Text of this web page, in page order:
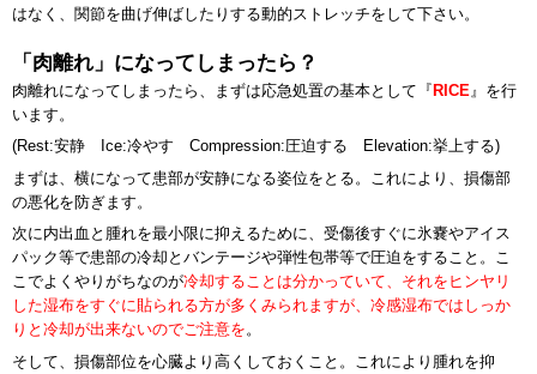
はなく、関節を曲げ伸ばしたりする動的ストレッチをして下さい。
「肉離れ」になってしまったら？
肉離れになってしまったら、まずは応急処置の基本として『RICE 』を行
います。
(Rest:安静 Ice:冷やす Compression:圧迫する Elevation:挙上する)
まずは、横になって患部が安静になる姿位をとる。これにより、損傷部
の悪化を防ぎます。
次に内出血と腫れを最小限に抑えるために、受傷後すぐに氷嚢やアイス
パック等で患部の冷却とバンテージや弾性包帯等で圧迫をすること。こ
こでよくやりがちなのが冷却することは分かっていて、それをヒンヤリ
した湿布をすぐに貼られる方が多くみられますが、冷感湿布ではしっか
りと冷却が出来ないのでご注意を。
そして、損傷部位を心臓より高くしておくこと。これにより腫れを抑